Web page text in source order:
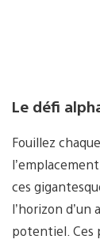
Le défi
Fouillez
ces
l’horizon
potentiel. Ces